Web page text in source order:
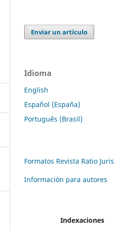
Enviar un artículo
Idioma
English
Español (España)
Português (Brasil)
Formatos Revista Ratio Juris
Información para autores
Indexaciones